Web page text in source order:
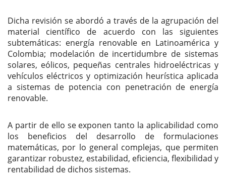
Dicha revisión se abordó a través de la agrupación del
material científico de acuerdo con las siguientes
subtemáticas: energía renovable en Latinoamérica y
Colombia; modelación de incertidumbre de sistemas
solares, eólicos, pequeñas centrales hidroeléctricas y
vehículos eléctricos y optimización heurística aplicada
a sistemas de potencia con penetración de energía
renovable.
A partir de ello se exponen tanto la aplicabilidad como
los beneficios del desarrollo de formulaciones
matemáticas, por lo general complejas, que permiten
garantizar robustez, estabilidad, eficiencia, flexibilidad y
rentabilidad de dichos sistemas.